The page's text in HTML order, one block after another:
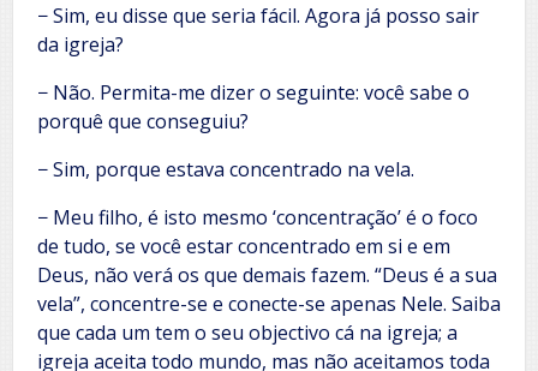
− Sim, eu disse que seria fácil. Agora já posso sair
da igreja?
− Não. Permita-me dizer o seguinte: você sabe o
porquê que conseguiu?
− Sim, porque estava concentrado na vela.
− Meu filho, é isto mesmo ‘concentração’ é o foco
de tudo, se você estar concentrado em si e em
Deus, não verá os que demais fazem. “Deus é a sua
vela”, concentre-se e conecte-se apenas Nele. Saiba
que cada um tem o seu objectivo cá na igreja; a
igreja aceita todo mundo, mas não aceitamos toda